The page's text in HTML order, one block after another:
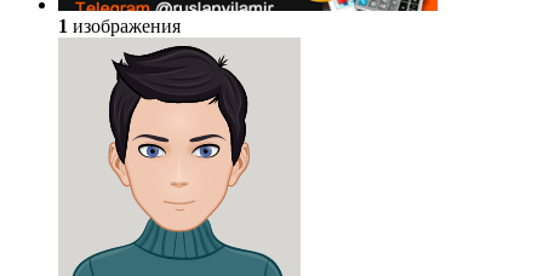
1 изображения